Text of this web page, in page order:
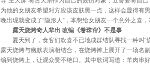
为他的女朋友希望对方应该皮肤黑一点，这样会显得有
晚出现就变成了“隐形人”，本想给女朋友一个意外之喜，
露天烧烤奇人辈出 改编《卷珠帘》不是事
夏天到了，食客们欢喜不已地成群结队寻找一种叫“
露天烧烤与幽默表演相结合，在烧烤摊上展开了一场名
编到烧烤上，让观众赞不绝口。其中歌词写道：羊肉串